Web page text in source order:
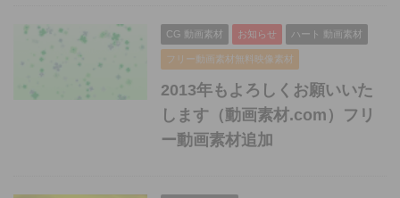
CG 動画素材 お知らせ ハート 動画素材
フリー動画素材無料映像素材
2013年もよろしくお願いいた
します（動画素材.com）フリ
ー動画素材追加